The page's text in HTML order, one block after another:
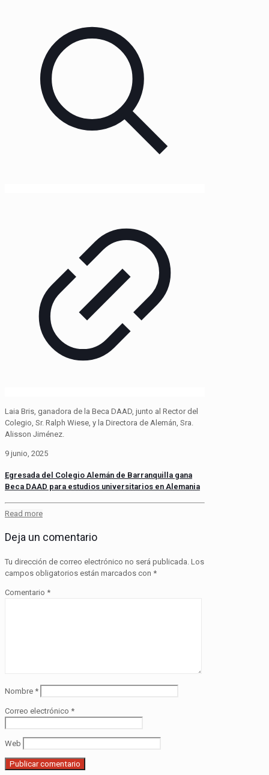
Laia Bris, ganadora de la Beca DAAD, junto al Rector del
Colegio, Sr. Ralph Wiese, y la Directora de Alemán, Sra.
Alisson Jiménez.
9 junio, 2025
Egresada del Colegio Alemán de Barranquilla gana
Beca DAAD para estudios universitarios en Alemania
Read more
Deja un comentario
Tu dirección de correo electrónico no será publicada. Los
campos obligatorios están marcados con *
Comentario *
Nombre *
Correo electrónico *
Web